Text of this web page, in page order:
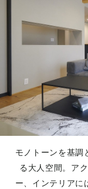
モノトーンを基調
る大人空間。ア
ー、インテリアに